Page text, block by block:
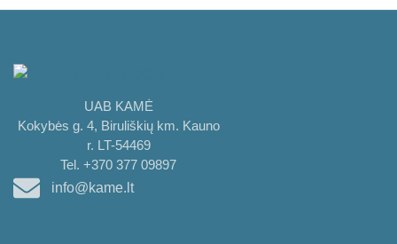
UAB KAMĖ
Kokybės g. 4, Biruliškių km. Kauno
r. LT-54469
Tel. +370 377 09897
info@kame.lt